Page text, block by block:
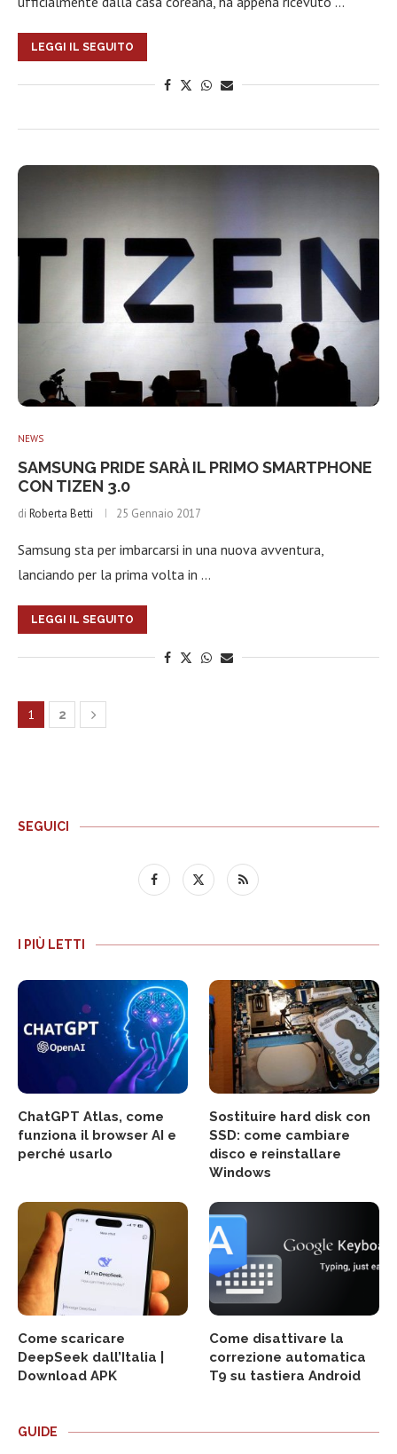
LEGGI IL SEGUITO
NEWS
SAMSUNG PRIDE SARÀ IL PRIMO SMARTPHONE
CON TIZEN 3.0
di Roberta Betti 25 Gennaio 2017
Samsung sta per imbarcarsi in una nuova avventura,
lanciando per la prima volta in …
LEGGI IL SEGUITO
1 2
SEGUICI
I PIÙ LETTI
ChatGPT Atlas, come
funziona il browser AI e
perché usarlo
Sostituire hard disk con
SSD: come cambiare
disco e reinstallare
Windows
Come scaricare
DeepSeek dall’Italia |
Download APK
Come disattivare la
correzione automatica
T9 su tastiera Android
GUIDE